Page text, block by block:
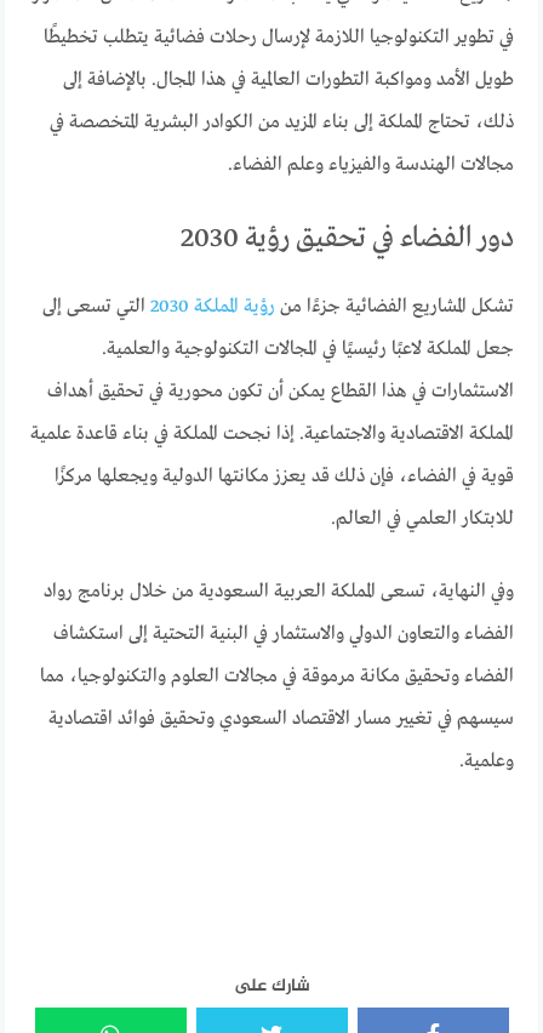
في تطوير التكنولوجيا اللازمة لإرسال رحلات فضائية يتطلب تخطيطًا
طويل الأمد ومواكبة التطورات العالمية في هذا المجال. بالإضافة إلى
ذلك، تحتاج المملكة إلى بناء المزيد من الكوادر البشرية المتخصصة في
مجالات الهندسة والفيزياء وعلم الفضاء.
دور الفضاء في تحقيق رؤية 2030
تشكل المشاريع الفضائية جزءًا من رؤية المملكة 2030
التي تسعى إلى
جعل المملكة لاعبًا رئيسيًا في المجالات التكنولوجية والعلمية.
الاستثمارات في هذا القطاع يمكن أن تكون محورية في تحقيق أهداف
المملكة الاقتصادية والاجتماعية. إذا نجحت المملكة في بناء قاعدة علمية
قوية في الفضاء، فإن ذلك قد يعزز مكانتها الدولية ويجعلها مركزًا
للابتكار العلمي في العالم.
وفي النهاية، تسعى المملكة العربية السعودية من خلال برنامج رواد
الفضاء والتعاون الدولي والاستثمار في البنية التحتية إلى استكشاف
الفضاء وتحقيق مكانة مرموقة في مجالات العلوم والتكنولوجيا، مما
سيسهم في تغيير مسار الاقتصاد السعودي وتحقيق فوائد اقتصادية
وعلمية.
شارك على